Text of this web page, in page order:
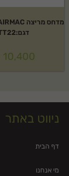
דגם:TT22
10,400
ניווט באתר
דף הבית
מי אנחנו